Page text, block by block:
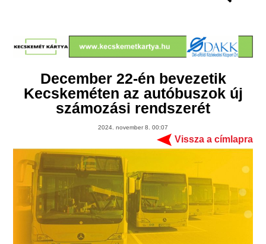
December 22-én bevezetik
Kecskeméten az autóbuszok új
számozási rendszerét
2024. november 8. 00:07
Vissza a címlapra